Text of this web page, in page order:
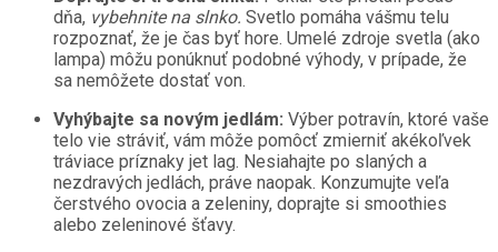
dňa, vybehnite na slnko. Svetlo pomáha vášmu telu
rozpoznať, že je čas byť hore. Umelé zdroje svetla (ako
lampa) môžu ponúknuť podobné výhody, v prípade, že
sa nemôžete dostať von.
Vyhýbajte sa novým jedlám: Výber potravín, ktoré vaše
telo vie stráviť, vám môže pomôcť zmierniť akékoľvek
tráviace príznaky jet lag. Nesiahajte po slaných a
nezdravých jedlách, práve naopak. Konzumujte veľa
čerstvého ovocia a zeleniny, doprajte si smoothies
alebo zeleninové šťavy.